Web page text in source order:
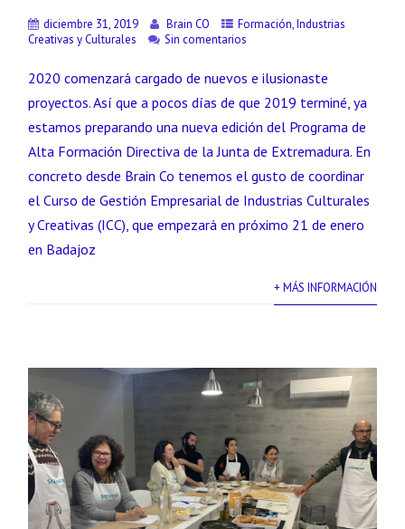
diciembre 31, 2019 Brain CO Formación,Industrias
Creativas y Culturales
Sin comentarios
2020 comenzará cargado de nuevos e ilusionaste
proyectos. Así que a pocos días de que 2019 terminé, ya
estamos preparando una nueva edición del Programa de
Alta Formación Directiva de la Junta de Extremadura. En
concreto desde Brain Co tenemos el gusto de coordinar
el Curso de Gestión Empresarial de Industrias Culturales
y Creativas (ICC), que empezará en próximo 21 de enero
en Badajoz
+ MÁS INFORMACIÓN